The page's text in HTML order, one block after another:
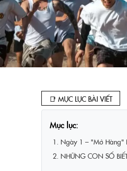
📑 MỤC LỤC BÀI VIẾT
Mục lục:
1. Ngày 1 – "Mở Hàng"
2. NHỮNG CON SỐ